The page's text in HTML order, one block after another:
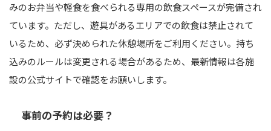
みのお弁当や軽食を食べられる専用の飲食スペースが完備され
ています。ただし、遊具があるエリアでの飲食は禁止されて
いるため、必ず決められた休憩場所をご利用ください。持ち
込みのルールは変更される場合があるため、最新情報は各施
設の公式サイトで確認をお願いします。
事前の予約は必要？